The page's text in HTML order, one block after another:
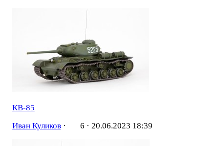
КВ-85
Иван Куликов· 6 · 20.06.2023 18:39